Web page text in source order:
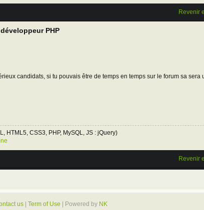
Revenir
PHP
candidats, si tu pouvais être de temps en temps sur le forum sa sera
HTML5, CSS3, PHP, MySQL, JS : jQuery)
Revenir
us| Term of Use | Powered by NK